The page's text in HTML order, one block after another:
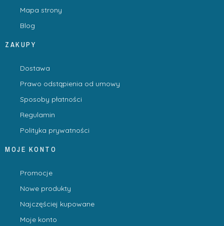
Mapa strony
Blog
ZAKUPY
Dostawa
Prawo odstąpienia od umowy
Sposoby płatności
Regulamin
Polityka prywatności
MOJE KONTO
Promocje
Nowe produkty
Najczęściej kupowane
Moje konto